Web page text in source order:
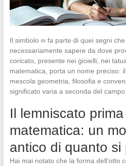
Il simbolo ∞ fa parte di quei segni
necessariamente sapere da dove
coricato, presente nei gioielli, nei
matematica, porta un nome preciso:
mescola geometria, filosofia e
significato varia a seconda del campo
Il lemniscato
matematica: un
antico di quanto si
Hai mai notato che la forma dell’otto